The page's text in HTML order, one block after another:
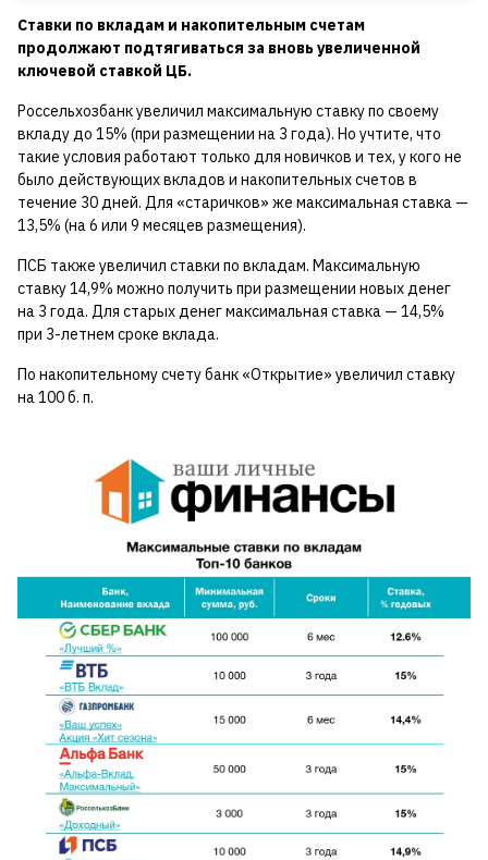
Ставки по вкладам и накопительным счетам
продолжают подтягиваться за вновь увеличенной
ключевой ставкой ЦБ.
Россельхозбанк увеличил максимальную ставку по своему
вкладу до 15% (при размещении на 3 года). Но учтите, что
такие условия работают только для новичков и тех, у кого не
было действующих вкладов и накопительных счетов в
течение 30 дней. Для «старичков» же максимальная ставка —
13,5% (на 6 или 9 месяцев размещения).
ПСБ также увеличил ставки по вкладам. Максимальную
ставку 14,9% можно получить при размещении новых денег
на 3 года. Для старых денег максимальная ставка — 14,5%
при 3-летнем сроке вклада.
По накопительному счету банк «Открытие» увеличил ставку
на 100 б. п.